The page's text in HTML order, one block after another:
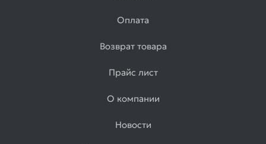
Оплата
Возврат товара
Прайс лист
О компании
Новости